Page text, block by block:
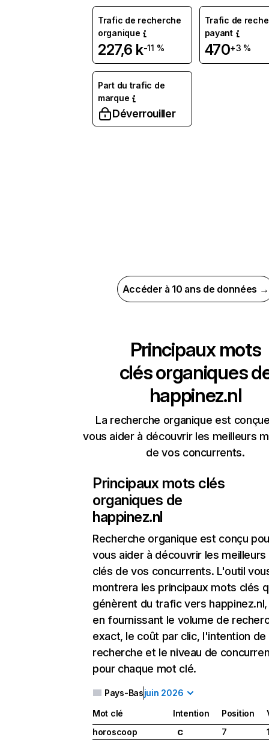
Trafic de recherche
organique
227,6 k-11 %
Trafic de
payant
470+3 %
Part du trafic de
marque
Déverrouiller
Accéder à 10 ans de données →
Principaux mots
clés organiques
happinez.nl
La recherche organique est
vous aider à découvrir les meilleurs
de vos concurrents.
Principaux mots clés
organiques de
happinez.nl
Recherche organique est conçu
vous aider à découvrir les
clés de vos concurrents. L'outil
montrera les principaux mots clés
génèrent du trafic vers
en fournissant le volume de
exact, le coût par clic, l'intention de
recherche et le niveau de
pour chaque mot clé.
Pays-Basjuin 2026
Mot clé Intention Position
horoscoop
C 7